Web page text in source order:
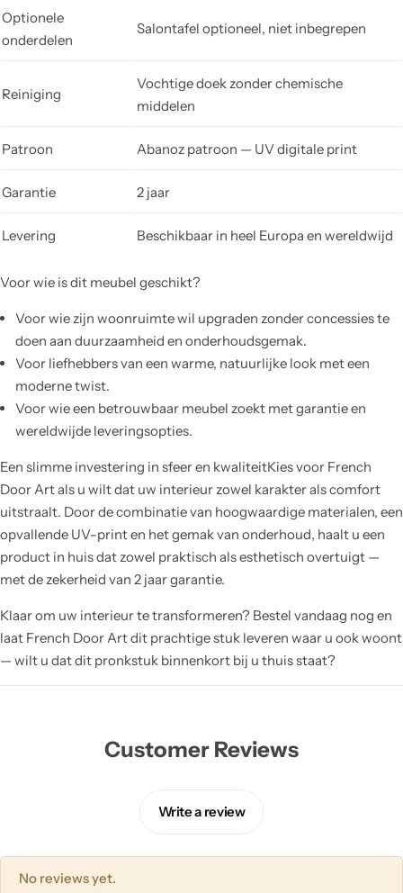
Optionele
onderdelen
Salontafel optioneel, niet inbegrepen
Reiniging
Vochtige doek zonder chemische
middelen
Patroon Abanoz patroon — UV digitale print
Garantie 2 jaar
Levering Beschikbaar in heel Europa en wereldwijd
Voor wie is dit meubel geschikt?
Voor wie zijn woonruimte wil upgraden zonder concessies te
doen aan duurzaamheid en onderhoudsgemak.
Voor liefhebbers van een warme, natuurlijke look met een
moderne twist.
Voor wie een betrouwbaar meubel zoekt met garantie en
wereldwijde leveringsopties.
Een slimme investering in sfeer en kwaliteitKies voor French
Door Art als u wilt dat uw interieur zowel karakter als comfort
uitstraalt. Door de combinatie van hoogwaardige materialen, een
opvallende UV-print en het gemak van onderhoud, haalt u een
product in huis dat zowel praktisch als esthetisch overtuigt —
met de zekerheid van 2 jaar garantie.
Klaar om uw interieur te transformeren? Bestel vandaag nog en
laat French Door Art dit prachtige stuk leveren waar u ook woont
— wilt u dat dit pronkstuk binnenkort bij u thuis staat?
Customer Reviews
Write a review
No reviews yet.